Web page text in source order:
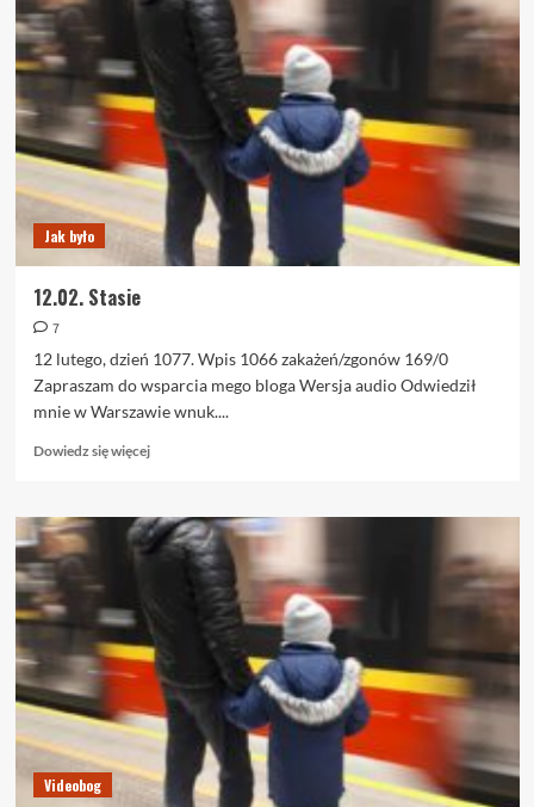
Podcast.
to
ma
klawe
życie
Jak było
12.02. Stasie
7
12 lutego, dzień 1077. Wpis 1066 zakażeń/zgonów 169/0
Zapraszam do wsparcia mego bloga Wersja audio Odwiedził
mnie w Warszawie wnuk....
Dowiedz się więcejDowiedz
o
12.02.
Stasie
Videobog